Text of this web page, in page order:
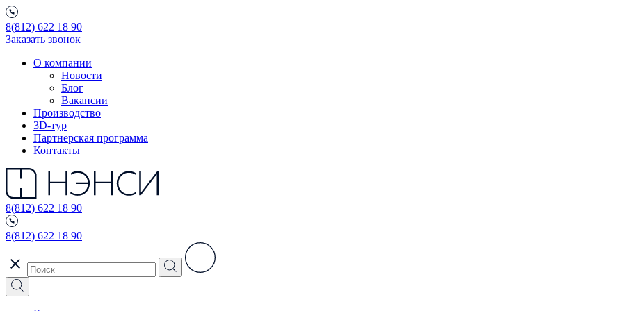
8(812) 622 18 90
Заказать звонок
О компании
Новости
Блог
Вакансии
Производство
3D-тур
Партнерская программа
Контакты
8(812) 622 18 90
8(812) 622 18 90